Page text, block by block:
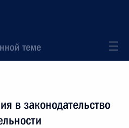
теме
в законодательство